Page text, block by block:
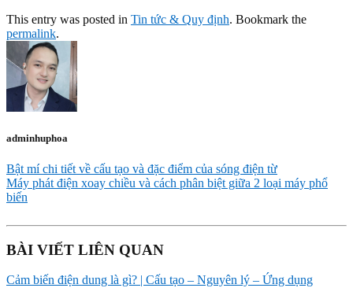
This entry was posted in Tin tức & Quy định. Bookmark the
permalink.
adminhuphoa
Bật mí chi tiết về cấu tạo và đặc điểm của sóng điện từ
Máy phát điện xoay chiều và cách phân biệt giữa 2 loại máy phổ
biến
BÀI VIẾT LIÊN QUAN
Cảm biến điện dung là gì? | Cấu tạo – Nguyên lý – Ứng dụng